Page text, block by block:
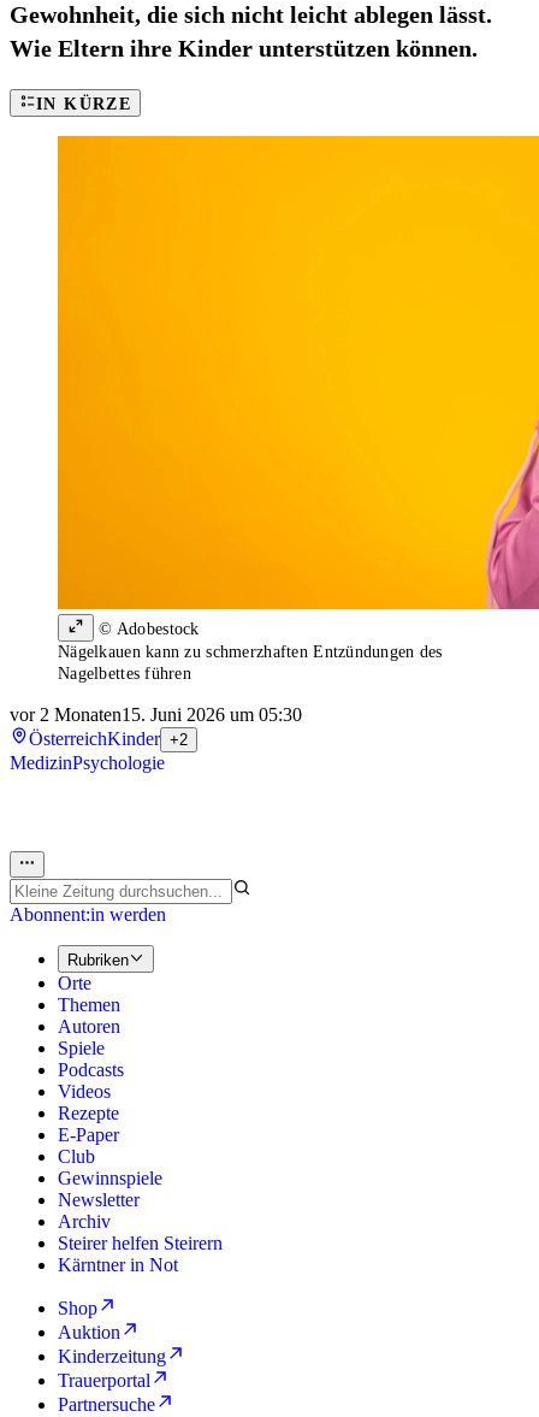
Gewohnheit, die sich nicht leicht ablegen lässt.
Wie Eltern ihre Kinder unterstützen können.
IN KÜRZE
© Adobestock
Nägelkauen kann zu schmerzhaften Entzündungen des
Nagelbettes führen
vor 2 Monaten15. Juni 2026 um 05:30
ÖsterreichKinder +2
MedizinPsychologie
Abonnent:in werden
Rubriken
Orte
Themen
Autoren
Spiele
Podcasts
Videos
Rezepte
E-Paper
Club
Gewinnspiele
Newsletter
Archiv
Steirer helfen Steirern
Kärntner in Not
Shop
Auktion
Kinderzeitung
Trauerportal
Partnersuche